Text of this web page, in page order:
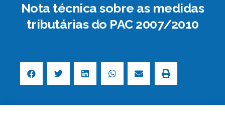
Nota técnica sobre as medidas
tributárias do PAC 2007/2010